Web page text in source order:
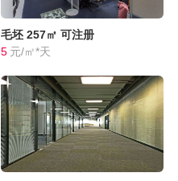
毛坯 257㎡ 可注册
5 元/㎡*天